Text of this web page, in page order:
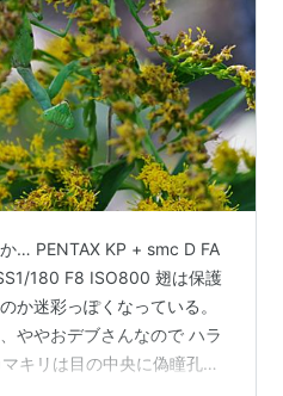
… PENTAX KP + smc D FA
180 F8 ISO800 翅は保護
か迷彩っぽくなっている。
ややおデブさんなので ハラ
キリは目の中央に偽瞳孔が